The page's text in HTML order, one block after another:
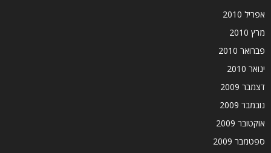
אפריל 2010
מרץ 2010
פברואר 2010
ינואר 2010
דצמבר 2009
נובמבר 2009
אוקטובר 2009
ספטמבר 2009